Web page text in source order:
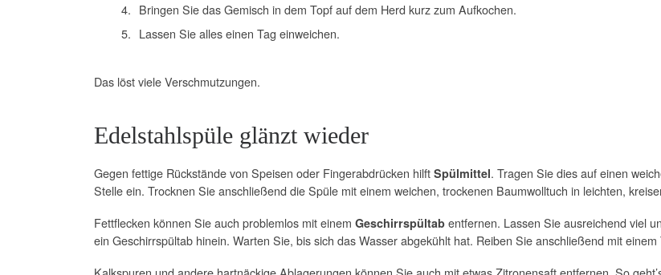
Bringen Sie das Gemisch in dem Topf auf dem Herd kurz zum Aufkochen.
Lassen Sie alles einen Tag einweichen.
Das löst viele Verschmutzungen.
Edelstahlspüle glänzt wieder
Gegen fettige Rückstände von Speisen oder Fingerabdrücken hilft Spülmittel. Tragen Sie dies auf einen
Stelle ein. Trocknen Sie anschließend die Spüle mit einem weichen, trockenen Baumwolltuch in leichten,
Fettflecken können Sie auch problemlos mit einem Geschirrspültab entfernen. Lassen Sie ausreichend viel
ein Geschirrspültab hinein. Warten Sie, bis sich das Wasser abgekühlt hat. Reiben Sie anschließend mit